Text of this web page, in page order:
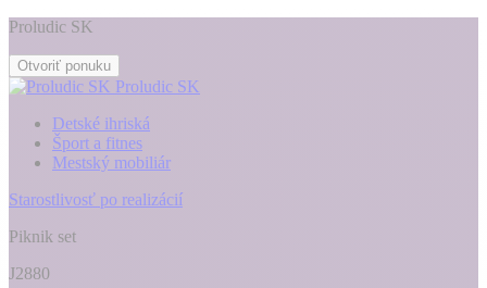
Proludic SK
Otvoriť ponuku
Proludic SK
Detské ihriská
Šport a fitnes
Mestský mobiliár
Starostlivosť po realizácií
Piknik set
J2880